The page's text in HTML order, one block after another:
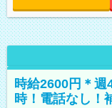
時給2600円＊週
時！電話なし！